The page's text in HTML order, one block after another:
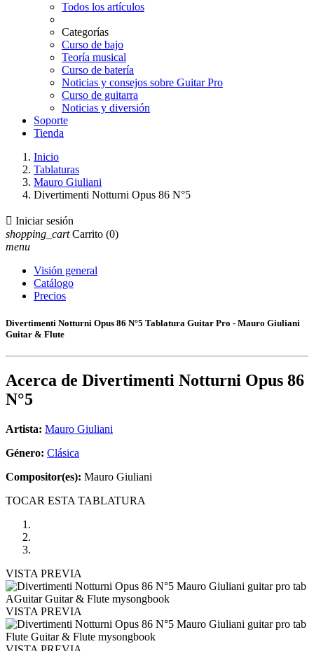
Todos los artículos
Categorías
Curso de bajo
Teoría musical
Curso de batería
Noticias y consejos sobre Guitar Pro
Curso de guitarra
Noticias y diversión
Soporte
Tienda
Inicio
Tablaturas
Mauro Giuliani
Divertimenti Notturni Opus 86 N°5
 Iniciar sesión
shopping_cart Carrito (0)
menu
Visión general
Catálogo
Precios
Divertimenti Notturni Opus 86 N°5 Tablatura Guitar Pro - Mauro Giuliani
Guitar & Flute
Acerca de Divertimenti Notturni Opus 86
N°5
Artista: Mauro Giuliani
Género: Clásica
Compositor(es): Mauro Giuliani
TOCAR ESTA TABLATURA
VISTA PREVIA
VISTA PREVIA